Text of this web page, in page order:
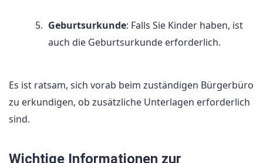
Geburtsurkunde: Falls Sie Kinder haben, ist
auch die Geburtsurkunde erforderlich.
Es ist ratsam, sich vorab beim zuständigen Bürgerbüro
zu erkundigen, ob zusätzliche Unterlagen erforderlich
sind.
Wichtige Informationen zur